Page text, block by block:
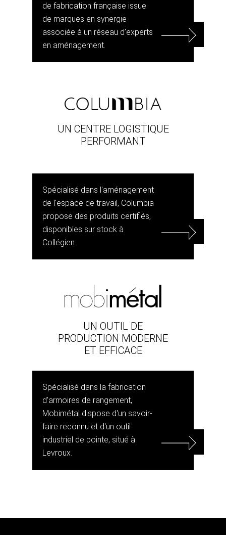
de fabrication française issue
de marques en synergie
associée à un réseau d’experts
en aménagement.
UN CENTRE LOGISTIQUE
PERFORMANT
Spécialisé dans l'aménagement
de l'espace de travail, Columbia
propose des produits certifiés,
disponibles sur stock à
Collégien.
UN OUTIL DE
PRODUCTION MODERNE
ET EFFICACE
Spécialisé dans la fabrication
d'armoires de rangement,
Mobimétal dispose d'un savoir-
faire reconnu et d'un outil
industriel de pointe, situé à
Levroux.